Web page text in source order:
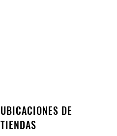
UBICACIONES DE
TIENDAS